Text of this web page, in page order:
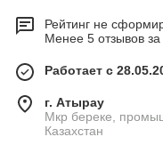
Рейтинг не
Менее 5 отзывов
Работает с
г. Атырау
Мкр береке,
Казахстан